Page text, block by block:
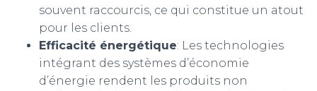
souvent raccourcis, ce qui constitue un atout
pour les clients.
Efficacité énergétique: Les technologies
intégrant des systèmes d’économie
d’énergie rendent les produits non